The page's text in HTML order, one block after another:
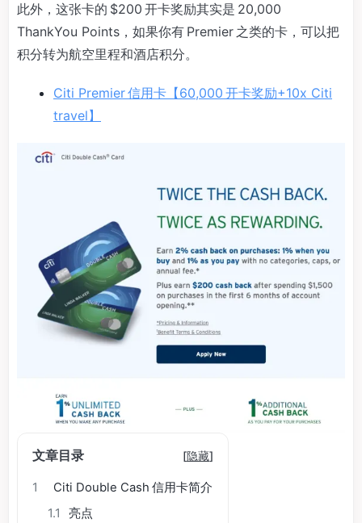
此外，这张卡的 $200 开卡奖励其实是 20,000
ThankYou Points，如果你有 Premier 之类的卡，可以把
积分转为航空里程和酒店积分。
Citi Premier 信用卡【60,000 开卡奖励+10x Citi
travel】
文章目录 [隐藏]
1
Citi Double Cash 信用卡简介
1.1
亮点